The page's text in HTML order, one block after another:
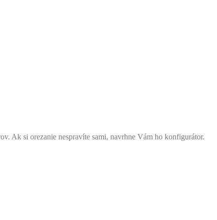
Ak si orezanie nespravíte sami, navrhne Vám ho konfigurátor.